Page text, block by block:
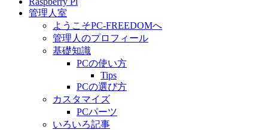
管理人室
ようこそPC-FREEDOMへ
管理人のプロフィール
基礎知識
PCの使い方
Tips
PCの選び方
カスタマイズ
PCパーツ
いろいろ記事